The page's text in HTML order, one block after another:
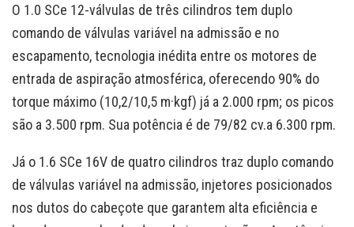
O 1.0 SCe 12-válvulas de três cilindros tem duplo
comando de válvulas variável na admissão e no
escapamento, tecnologia inédita entre os motores de
entrada de aspiração atmosférica, oferecendo 90% do
torque máximo (10,2/10,5 m·kgf) já a 2.000 rpm; os picos
são a 3.500 rpm. Sua potência é de 79/82 cv.a 6.300 rpm.
Já o 1.6 SCe 16V de quatro cilindros traz duplo comando
de válvulas variável na admissão, injetores posicionados
nos dutos do cabeçote que garantem alta eficiência e